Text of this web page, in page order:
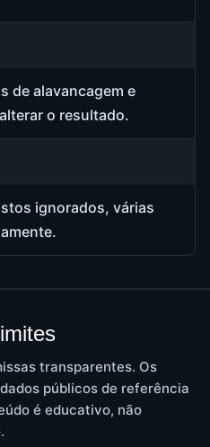
de alavancagem e
o resultado.
ignorados, várias
transparentes. Os
públicos de referência
é educativo, não